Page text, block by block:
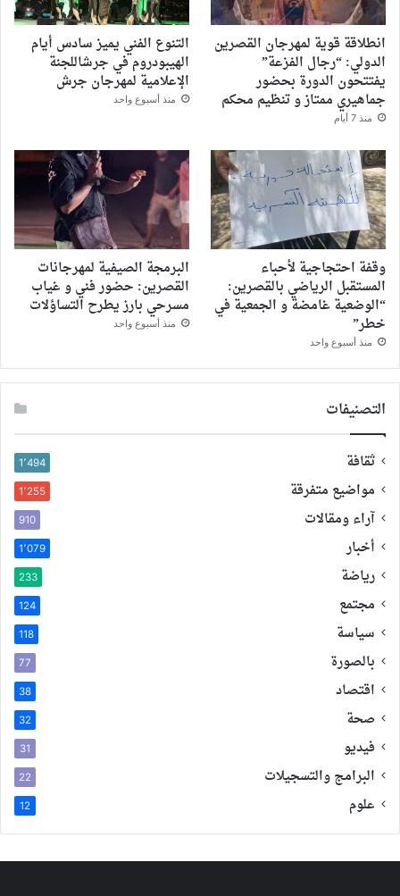
انطلاقة قوية لمهرجان القصرين
الدولي: “رجال الفزعة”
يفتتحون الدورة بحضور
جماهيري ممتاز و تنظيم محكم
منذ 7 أيام
التنوع الفني يميز سادس أيام
الهيبودروم في جرشاللجنة
الإعلامية لمهرجان جرش
منذ أسبوع واحد
وقفة احتجاجية لأحباء
المستقبل الرياضي بالقصرين:
“الوضعية غامضة و الجمعية في
خطر”
منذ أسبوع واحد
البرمجة الصيفية لمهرجانات
القصرين: حضور فني و غياب
مسرحي بارز يطرح التساؤلات
منذ أسبوع واحد
التصنيفات
ثقافة 1٬494
مواضيع متفرقة 1٬255
آراء ومقالات 910
أخبار 1٬079
رياضة 233
مجتمع 124
سياسة 118
بالصورة 77
اقتصاد 38
صحة 32
فيديو 31
البرامج والتسجيلات 22
علوم 12